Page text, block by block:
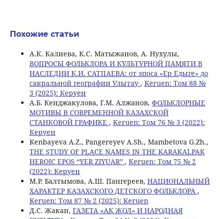
Похожие статьи
А.К. Калиева, К.С. Матыжанов, А. Нухулы,
ВОПРОСЫ ФОЛЬКЛОРА И КУЛЬТУРНОЙ ПАМЯТИ В
НАСЛЕДИИ К.И. САТПАЕВА: от эпоса «Ер Едыге» до
сакральной географии Улытау , Keruen: Том 88 №
3 (2025): Керуен
А.Б. Кенджакулова, Г.М. Алжанов, ФОЛЬКЛОРНЫЕ
МОТИВЫ В СОВРЕМЕННОЙ КАЗАХСКОЙ
СТАНКОВОЙ ГРАФИКЕ , Keruen: Том 76 № 3 (2022):
Керуен
Kenbayeva A.Z., Pangereyev A.Sh., Mambetova G.Zh.,
THE STUDY OF PLACE NAMES IN THE KARAKALPAK
HEROIC EPOS “YER ZIYUAR” , Keruen: Том 75 № 2
(2022): Керуен
М.Р. Балтымова, А.Ш. Пангереев, НАЦИОНАЛЬНЫЙ
ХАРАКТЕР КАЗАХСКОГО ДЕТСКОГО ФОЛЬКЛОРА ,
Keruen: Том 87 № 2 (2025): Keruen
Д.С. Жакан, ГАЗЕТА «АК ЖОЛ» И НАРОДНАЯ